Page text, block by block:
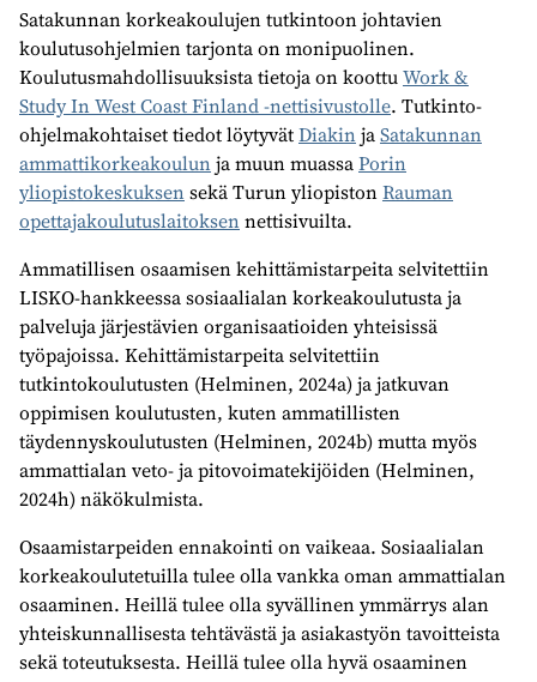
Satakunnan korkeakoulujen tutkintoon johtavien
koulutusohjelmien tarjonta on monipuolinen.
Koulutusmahdollisuuksista tietoja on koottuWork &
Study In West Coast Finland -nettisivustolle. Tutkinto-
ohjelmakohtaiset tiedot löytyvätDiakinjaSatakunnan
ammattikorkeakoulunja muun muassaPorin
yliopistokeskuksensekä Turun yliopistonRauman
opettajakoulutuslaitoksennettisivuilta.
Ammatillisen osaamisen kehittämistarpeita selvitettiin
LISKO-hankkeessa sosiaalialan korkeakoulutusta ja
palveluja järjestävien organisaatioiden yhteisissä
työpajoissa. Kehittämistarpeita selvitettiin
tutkintokoulutusten (Helminen, 2024a) ja jatkuvan
oppimisen koulutusten, kuten ammatillisten
täydennyskoulutusten (Helminen, 2024b) mutta myös
ammattialan veto- ja pitovoimatekijöiden (Helminen,
2024h) näkökulmista.
Osaamistarpeiden ennakointi on vaikeaa. Sosiaalialan
korkeakoulutetuilla tulee olla vankka oman ammattialan
osaaminen. Heillä tulee olla syvällinen ymmärrys alan
yhteiskunnallisesta tehtävästä ja asiakastyön tavoitteista
sekä toteutuksesta. Heillä tulee olla hyvä osaaminen